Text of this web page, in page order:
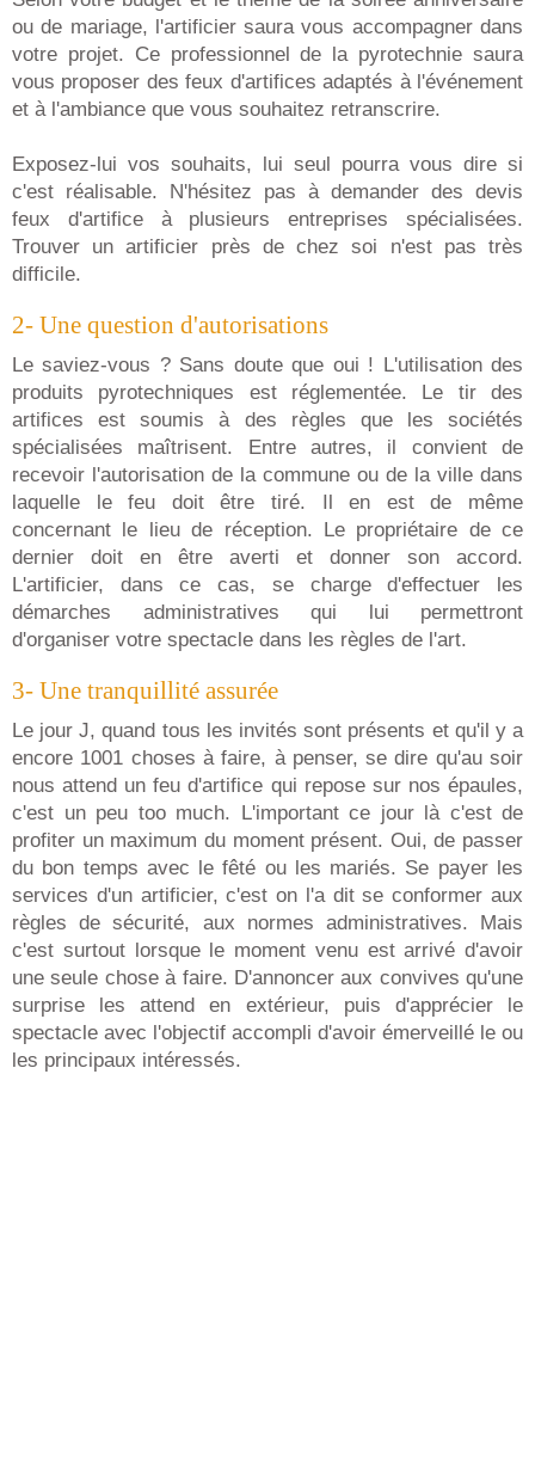
ou de mariage, l'artificier saura vous accompagner dans
votre projet. Ce professionnel de la pyrotechnie saura
vous proposer des feux d'artifices adaptés à l'événement
et à l'ambiance que vous souhaitez retranscrire.
Exposez-lui vos souhaits, lui seul pourra vous dire si
c'est réalisable. N'hésitez pas à demander des devis
feux d'artifice à plusieurs entreprises spécialisées.
Trouver un artificier près de chez soi n'est pas très
difficile.
2- Une question d'autorisations
Le saviez-vous ? Sans doute que oui ! L'utilisation des
produits pyrotechniques est réglementée. Le tir des
artifices est soumis à des règles que les sociétés
spécialisées maîtrisent. Entre autres, il convient de
recevoir l'autorisation de la commune ou de la ville dans
laquelle le feu doit être tiré. Il en est de même
concernant le lieu de réception. Le propriétaire de ce
dernier doit en être averti et donner son accord.
L'artificier, dans ce cas, se charge d'effectuer les
démarches administratives qui lui permettront
d'organiser votre spectacle dans les règles de l'art.
3- Une tranquillité assurée
Le jour J, quand tous les invités sont présents et qu'il y a
encore 1001 choses à faire, à penser, se dire qu'au soir
nous attend un feu d'artifice qui repose sur nos épaules,
c'est un peu too much. L'important ce jour là c'est de
profiter un maximum du moment présent. Oui, de passer
du bon temps avec le fêté ou les mariés. Se payer les
services d'un artificier, c'est on l'a dit se conformer aux
règles de sécurité, aux normes administratives. Mais
c'est surtout lorsque le moment venu est arrivé d'avoir
une seule chose à faire. D'annoncer aux convives qu'une
surprise les attend en extérieur, puis d'apprécier le
spectacle avec l'objectif accompli d'avoir émerveillé le ou
les principaux intéressés.